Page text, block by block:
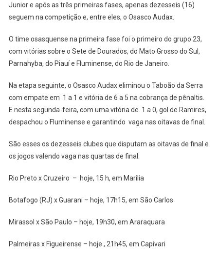
Paulo
De
Junior
Junior e após as três primeiras fases, apenas dezesseis (16)
seguem na competição e, entre eles, o Osasco Audax.
O time osasquense na primeira fase foi o primeiro do grupo 23,
com vitórias sobre o Sete de Dourados, do Mato Grosso do Sul,
Parnahyba, do Piauí e Fluminense, do Rio de Janeiro.
Na etapa seguinte, o Osasco Audax eliminou o Taboão da Serra
com empate em 1 a 1 e vitória de 6 a 5 na cobrança de pênaltis.
E nesta segunda-feira, com uma vitória de 1 a 0, gol de Ramires,
despachou o Fluminense e garantindo vaga nas oitavas de final.
São esses os dezesseis clubes que disputam as oitavas de final e
os jogos valendo vaga nas quartas de final:
Rio Preto x Cruzeiro – hoje, 15 h, em Marilia
Botafogo (RJ) x Guarani – hoje, 17h15, em São Carlos
Mirassol x São Paulo – hoje, 19h30, em Araraquara
Palmeiras x Figueirense – hoje , 21h45, em Capivari